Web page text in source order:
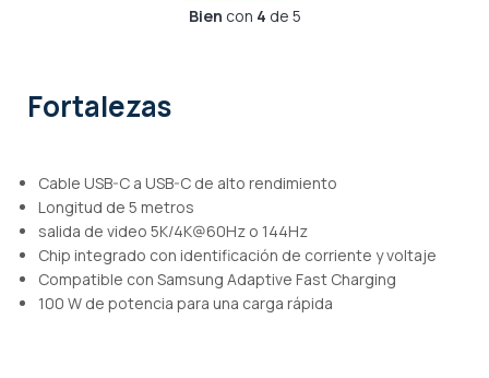
Bien con 4 de 5
Fortalezas
Cable USB-C a USB-C de alto rendimiento
Longitud de 5 metros
salida de video 5K/4K@60Hz o 144Hz
Chip integrado con identificación de corriente y voltaje
Compatible con Samsung Adaptive Fast Charging
100 W de potencia para una carga rápida